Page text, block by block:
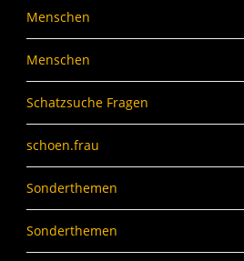
Menschen
Menschen
Schatzsuche Fragen
schoen.frau
Sonderthemen
Sonderthemen